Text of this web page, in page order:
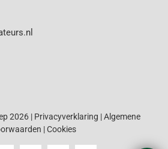
2026 | Privacyverklaring |Algemene
|Cookies